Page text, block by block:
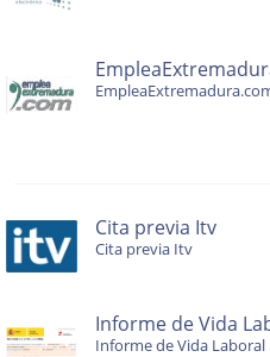
Cita previa Itv
Cita previa Itv
Informe de Vida
Informe de Vida Laboral